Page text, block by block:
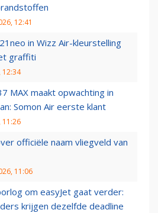
12:41
in Wizz Air-kleurstelling
graffiti
12:34
MAX maakt opwachting in
Somon Air eerste klant
11:26
officiële naam vliegveld van
11:06
om easyJet gaat verder:
krijgen dezelfde deadline